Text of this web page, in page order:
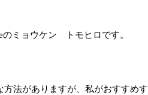
のミョウケン トモヒロです。
法がありますが、私がおすすめす